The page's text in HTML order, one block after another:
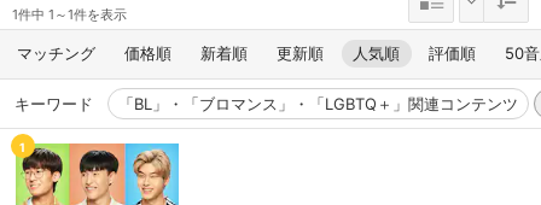
1件中 1～1件を表示
マッチング 価格順 新着順 更新順 人気順 評価順 50
キーワード 「BL」・「ブロマンス」・「LGBTQ＋」関連コンテンツ
1